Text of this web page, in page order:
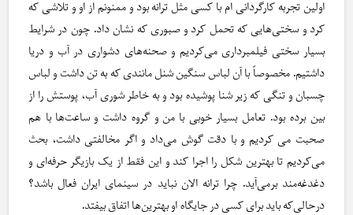
اولین تجربه کارگردانی ام با کسی مثل ترانه بود و ممنونم از او و تلاشی که
کرد و سختی‌هایی که تحمل کرد و صبوری که نشان داد. چون در شرایط
بسیار سختی فیلمبرداری می‌کردیم و صحنه‌های دشواری در آب و دریا
داشتیم. مخصوصاً با آن لباس سنگین شنل مانندی که به تن داشت و لباس
چسبان و تنگی که زیر شنا پوشیده بود و به خاطر شوری آب، پوستش را از
بین برده بود. تعامل بسیار خوبی با من و گروه داشت و ساعت‌ها با هم
صحبت می کردیم و با دقت گوش می‌داد و اگر مخالفتی داشت، بحث
می‌کردیم تا بهترین شکل را اجرا کند و این فقط از یک بازیگر حرفه‌ای و
دغدغه‌مند برمی‌آید. چرا ترانه الان نباید در سینمای ایران فعال باشد؟
درحالی‌که باید برای کسی در جایگاه او بهترین‌ها اتفاق بیفتد.